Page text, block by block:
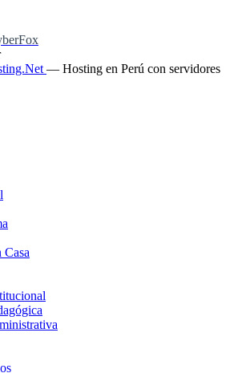
— Hosting en Perú con servidores
Casa